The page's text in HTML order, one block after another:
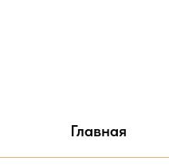
Главная